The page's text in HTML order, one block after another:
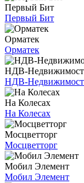
Первый Бит
Первый Бит
Орматек
Орматек
НДВ-
НДВ-
На Колесах
На Колесах
Мосцветторг
Мосцветторг
Мобил Элемент
Мобил Элемент